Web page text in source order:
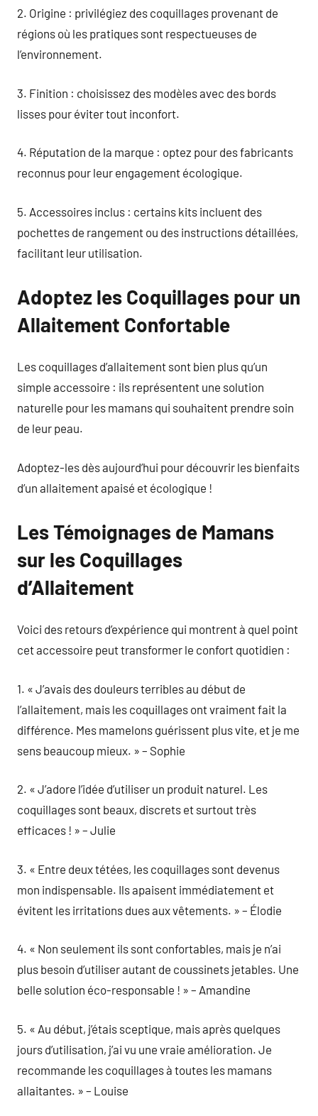
2. Origine : privilégiez des coquillages provenant de
régions où les pratiques sont respectueuses de
l’environnement.
3. Finition : choisissez des modèles avec des bords
lisses pour éviter tout inconfort.
4. Réputation de la marque : optez pour des fabricants
reconnus pour leur engagement écologique.
5. Accessoires inclus : certains kits incluent des
pochettes de rangement ou des instructions détaillées,
facilitant leur utilisation.
Adoptez les Coquillages pour un
Allaitement Confortable
Les coquillages d’allaitement sont bien plus qu’un
simple accessoire : ils représentent une solution
naturelle pour les mamans qui souhaitent prendre soin
de leur peau.
Adoptez-les dès aujourd’hui pour découvrir les bienfaits
d’un allaitement apaisé et écologique !
Les Témoignages de Mamans
sur les Coquillages
d’Allaitement
Voici des retours d’expérience qui montrent à quel point
cet accessoire peut transformer le confort quotidien :
1. « J’avais des douleurs terribles au début de
l’allaitement, mais les coquillages ont vraiment fait la
différence. Mes mamelons guérissent plus vite, et je me
sens beaucoup mieux. » – Sophie
2. « J’adore l’idée d’utiliser un produit naturel. Les
coquillages sont beaux, discrets et surtout très
efficaces ! » – Julie
3. « Entre deux tétées, les coquillages sont devenus
mon indispensable. Ils apaisent immédiatement et
évitent les irritations dues aux vêtements. » – Élodie
4. « Non seulement ils sont confortables, mais je n’ai
plus besoin d’utiliser autant de coussinets jetables. Une
belle solution éco-responsable ! » – Amandine
5. « Au début, j’étais sceptique, mais après quelques
jours d’utilisation, j’ai vu une vraie amélioration. Je
recommande les coquillages à toutes les mamans
allaitantes. » – Louise